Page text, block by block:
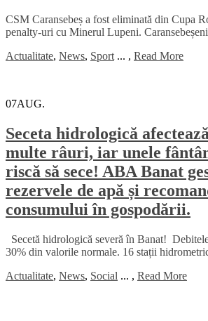
CSM Caransebeș a fost eliminată din Cupa
penalty-uri cu Minerul Lupeni.
Actualitate, News, Sport ... , Read More
07AUG.
Seceta hidrologică
multe râuri, iar unele
riscă să sece! ABA Banat
rezervele de apă și
consumului în gospodării.
Secetă hidrologică severă în Banat!
30% din valorile normale. 16 stații
Actualitate, News, Social ... , Read More